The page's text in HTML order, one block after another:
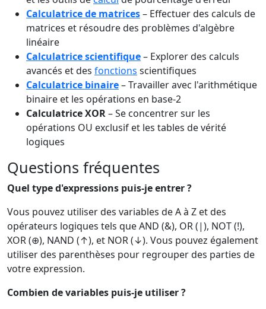
Calculatrice de matrices– Effectuer des calculs de
matrices et résoudre des problèmes d'algèbre
linéaire
Calculatrice scientifique– Explorer des calculs
avancés et des fonctions scientifiques
Calculatrice binaire– Travailler avec l'arithmétique
binaire et les opérations en base-2
Calculatrice XOR– Se concentrer sur les
opérations OU exclusif et les tables de vérité
logiques
Questions fréquentes
Quel type d'expressions puis-je entrer ?
Vous pouvez utiliser des variables de A à Z et des
opérateurs logiques tels que AND (&), OR (|), NOT (!),
XOR (⊕), NAND (↑), et NOR (↓). Vous pouvez également
utiliser des parenthèses pour regrouper des parties de
votre expression.
Combien de variables puis-je utiliser ?